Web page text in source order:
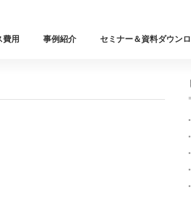
費用 事例紹介 セミナー＆資料ダウン